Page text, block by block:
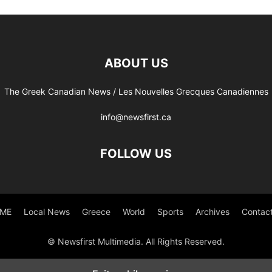
ABOUT US
The Greek Canadian News / Les Nouvelles Grecques Canadiennes
info@newsfirst.ca
FOLLOW US
Local News Greece World Sports Archives
© Newsfirst Multimedia. All Rights Reserved.